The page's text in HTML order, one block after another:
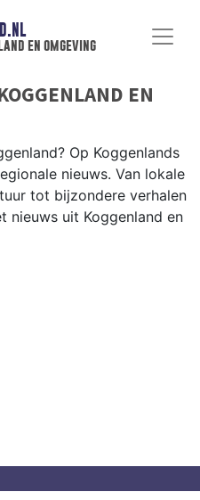
en omgeving
EN
Op Koggenlands
nieuws. Van lokale
tot bijzondere verhalen
nieuws uit Koggenland en